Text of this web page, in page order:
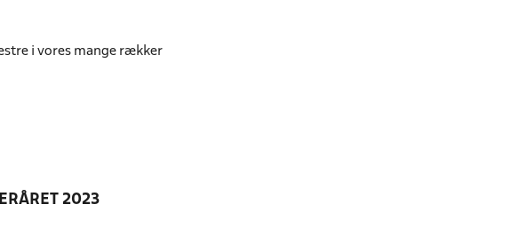
i vores mange rækker
2023